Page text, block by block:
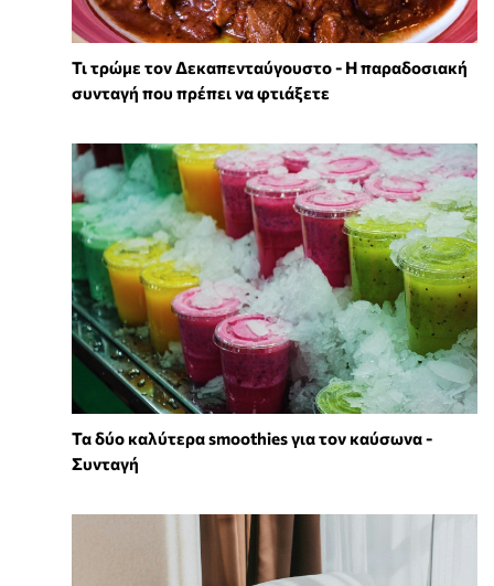
Τι τρώμε τον Δεκαπενταύγουστο - Η παραδοσιακή
συνταγή που πρέπει να φτιάξετε
Τα δύο καλύτερα smoothies για τον καύσωνα -
Συνταγή